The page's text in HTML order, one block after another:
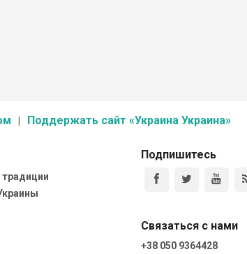
Поддержать сайт «Украина Украина»
традиции
Подпишитесь
Связаться с нами
+38 050 9364428